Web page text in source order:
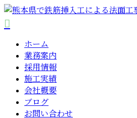
ホーム
業務案内
採用情報
施工実績
会社概要
ブログ
お問い合わせ